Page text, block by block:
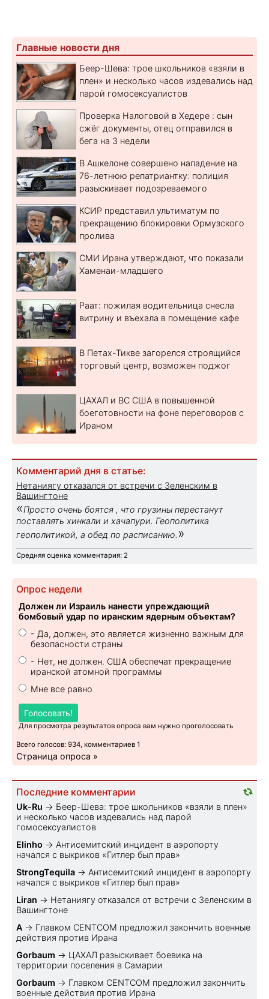
Главные новости дня
Беер-Шева: трое школьников «взяли в
плен» и несколько часов издевались над
парой гомосексуалистов
Проверка Налоговой в Хедере : сын
сжёг документы, отец отправился в
бега на 3 недели
В Ашкелоне совершено нападение на
76-летнюю репатриантку: полиция
разыскивает подозреваемого
КСИР представил ультиматум по
прекращению блокировки Ормузского
пролива
СМИ Ирана утверждают, что показали
Хаменаи-младшего
Раат: пожилая водительница снесла
витрину и въехала в помещение кафе
В Петах-Тикве загорелся строящийся
торговый центр, возможен поджог
ЦАХАЛ и ВС США в повышенной
боеготовности на фоне переговоров с
Ираном
Комментарий дня в статье:
Нетаниягу отказался от встречи с Зеленским в
Вашингтоне
«Просто очень боятся , что грузины перестанут
поставлять хинкали и хачапури. Геополитика
геополитикой, а обед по расписанию. »
Средняя оценка комментария: 2
Опрос недели
Должен ли Израиль нанести упреждающий
бомбовый удар по иранским ядерным объектам?
- Да, должен, это является жизненно важным для
безопасности страны
- Нет, не должен. США обеспечат прекращение
иранской атомной программы
Мне все равно
Голосовать!
Для просмотра результатов опроса вам нужно проголосовать
Всего голосов: 934, комментариев 1
Страница опроса »
Последние комментарии
Uk-Ru → Беер-Шева: трое школьников «взяли в плен»
и несколько часов издевались над парой
гомосексуалистов
Elinho → Антисемитский инцидент в аэропорту
начался с выкриков «Гитлер был прав»
StrongTequila → Антисемитский инцидент в аэропорту
начался с выкриков «Гитлер был прав»
Liran → Нетаниягу отказался от встречи с Зеленским в
Вашингтоне
A → Главком CENTCOM предложил закончить военные
действия против Ирана
Gorbaum → ЦАХАЛ разыскивает боевика на
территории поселения в Самарии
Gorbaum → Главком CENTCOM предложил закончить
военные действия против Ирана